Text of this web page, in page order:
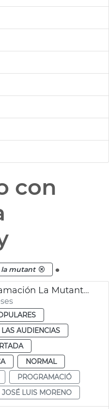
con
la mutant .
Presentación programación La Mutant y TEM València
AUDIENCIAS
NORMAL
PROGRAMACIÓ
JOSÉ LUIS MORENO